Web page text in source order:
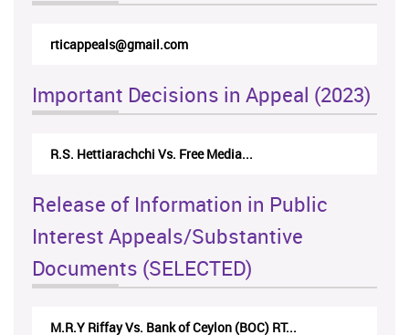
rticappeals@gmail.com
Important Decisions in Appeal (2023)
R.S. Hettiarachchi Vs. Free Media...
Release of Information in Public
Interest Appeals/Substantive
Documents (SELECTED)
M.R.Y Riffay Vs. Bank of Ceylon (BOC) RT...